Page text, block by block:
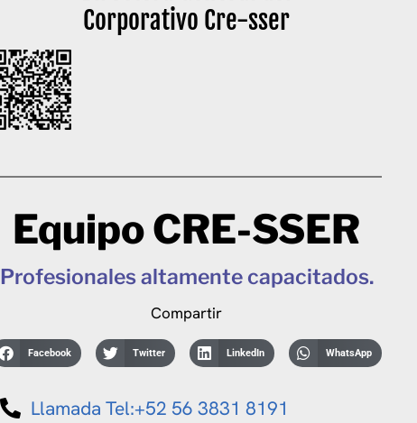
Corporativo Cre-sser
Equipo CRE-SSER
Profesionales altamente capacitados.
Compartir
Facebook Twitter LinkedIn WhatsApp
Llamada Tel:+52 56 3831 8191